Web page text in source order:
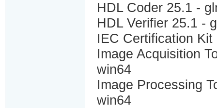
HDL Coder 25.1 -
HDL Verifier 25.1 -
IEC Certification
Image Acquisition
win64
Image Processing
win64